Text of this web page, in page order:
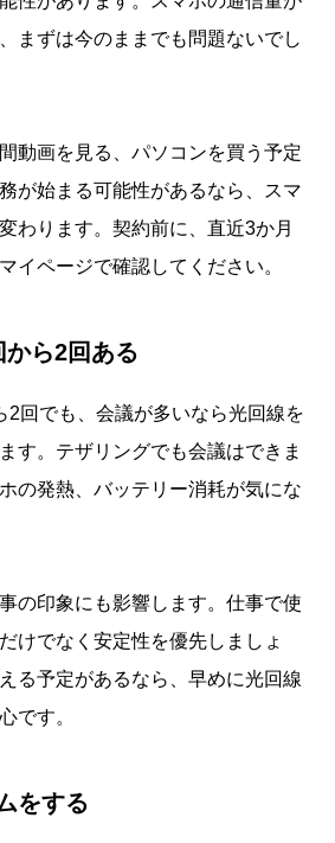
まずは今のままでも問題ないでし
動画を見る、パソコンを買う予定
が始まる可能性があるなら、スマ
わります。契約前に、直近3か月
イページで確認してください。
ら2回ある
2回でも、会議が多いなら光回線を
す。テザリングでも会議はできま
の発熱、バッテリー消耗が気にな
の印象にも影響します。仕事で使
けでなく安定性を優先しましょ
る予定があるなら、早めに光回線
です。
をする